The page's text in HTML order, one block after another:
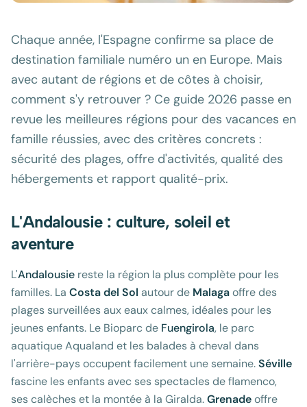
Chaque année, l'Espagne confirme sa place de
destination familiale numéro un en Europe. Mais
avec autant de régions et de côtes à choisir,
comment s'y retrouver ? Ce guide 2026 passe en
revue les meilleures régions pour des vacances en
famille réussies, avec des critères concrets :
sécurité des plages, offre d'activités, qualité des
hébergements et rapport qualité-prix.
L'Andalousie : culture, soleil et
aventure
L'Andalousie reste la région la plus complète pour les
familles. La Costa del Sol autour de Malagaoffre des
plages surveillées aux eaux calmes, idéales pour les
jeunes enfants. Le Bioparc de Fuengirola, le parc
aquatique Aqualand et les balades à cheval dans
l'arrière-pays occupent facilement une semaine.Séville
fascine les enfants avec ses spectacles de flamenco,
ses calèches et la montée à la Giralda.Grenadeoffre